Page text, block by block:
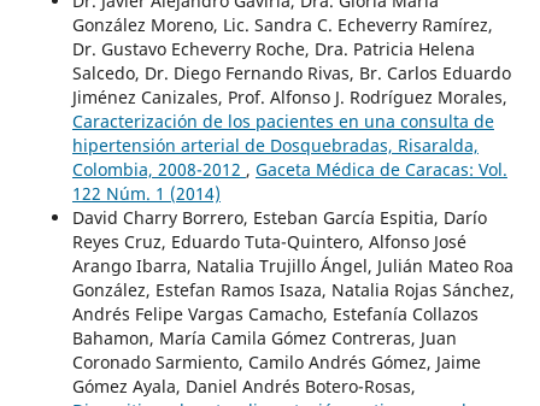
González Moreno, Lic. Sandra C. Echeverry Ramírez,
Dr. Gustavo Echeverry Roche, Dra. Patricia Helena
Salcedo, Dr. Diego Fernando Rivas, Br. Carlos Eduardo
Jiménez Canizales, Prof. Alfonso J. Rodríguez Morales,
Caracterización de los pacientes en una consulta de
hipertensión arterial de Dosquebradas, Risaralda,
Colombia, 2008-2012 , Gaceta Médica de Caracas: Vol.
122 Núm. 1 (2014)
David Charry Borrero, Esteban García Espitia, Darío
Reyes Cruz, Eduardo Tuta-Quintero, Alfonso José
Arango Ibarra, Natalia Trujillo Ángel, Julián Mateo Roa
González, Estefan Ramos Isaza, Natalia Rojas Sánchez,
Andrés Felipe Vargas Camacho, Estefanía Collazos
Bahamon, María Camila Gómez Contreras, Juan
Coronado Sarmiento, Camilo Andrés Gómez, Jaime
Gómez Ayala, Daniel Andrés Botero-Rosas,